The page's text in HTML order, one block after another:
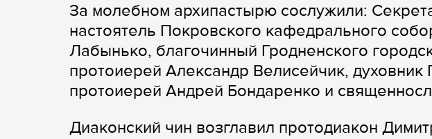
За молебном архипастырю сослужили:
настоятель Покровского кафедрального
Лабынько, благочинный Гродненского
протоиерей Александр Велисейчик, духовник
протоиерей Андрей Бондаренко и
Диаконский чин возглавил протодиакон